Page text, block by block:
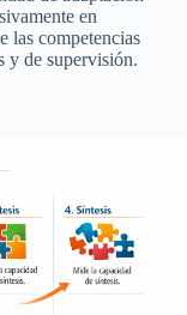
en
las competencias
y de supervisión.